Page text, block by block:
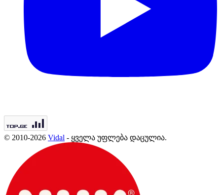
© 2010-2026 Vidal - ყველა უფლება დაცულია.